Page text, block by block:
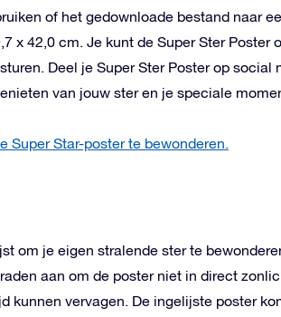
of het gedownloade bestand naar
x 42,0 cm. Je kunt de Super Ster Poster
Deel je Super Ster Poster op social
van jouw ster en je speciale
Super Star-poster te bewonderen.
om je eigen stralende ster te
aan om de poster niet in direct
kunnen vervagen. De ingelijste poster